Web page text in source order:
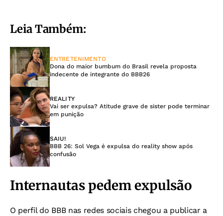
Leia Também:
ENTRETENIMENTO
Dona do maior bumbum do Brasil revela proposta
indecente de integrante do BBB26
REALITY
Vai ser expulsa? Atitude grave de sister pode terminar
em punição
SAIU!
BBB 26: Sol Vega é expulsa do reality show após
confusão
Internautas pedem expulsão
O perfil do BBB nas redes sociais chegou a publicar a